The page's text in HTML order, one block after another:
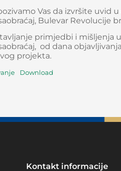
Vas da izvršite
Bulevar Revolucije
primjedbi i mišljenja
od dana
projekta.
Download
Kontakt informacije